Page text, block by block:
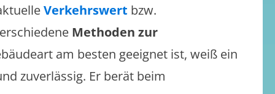
Verkehrswert bzw.
Methoden zur
am besten geeignet ist, weiß ein
zuverlässig. Er berät beim